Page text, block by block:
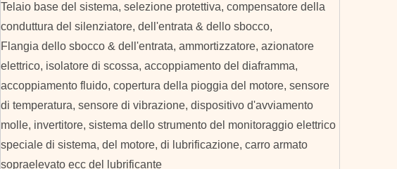
Telaio base del sistema, selezione protettiva, compensatore della
conduttura del silenziatore, dell'entrata & dello sbocco,
Flangia dello sbocco & dell'entrata, ammortizzatore, azionatore
elettrico, isolatore di scossa, accoppiamento del diaframma,
accoppiamento fluido, copertura della pioggia del motore, sensore
di temperatura, sensore di vibrazione, dispositivo d'avviamento
molle, invertitore, sistema dello strumento del monitoraggio elettrico
speciale di sistema, del motore, di lubrificazione, carro armato
sopraelevato ecc del lubrificante